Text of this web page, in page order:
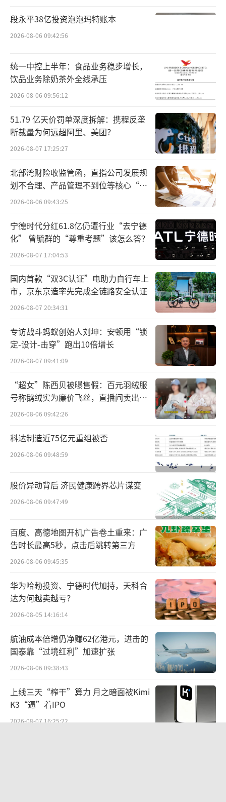
将继续按照相关法律法规和《公司章程》等规
定，履行董事及高级管理人员的职责和义务。
对于此次换届延期，恒瑞医药未披露具体
原因。不过从资本市场惯例来看，药企董事会
换届涉及战略延续性、股东意见协调、候选人
遴选等多重因素，适当延期可能是为了保障治
理稳定性，避免因人事变动打乱研发或商业化
节奏。作为处于国内创新药头部阵营的恒瑞，
目前来看，资本市场表现较为平稳。截至2
月3日收盘，恒瑞医药A股股价为57.47元/股，
涨幅1.73%，对应市值3814.4亿元；港股股价
为67港元/股，市值4446.92亿港元。对比其过
往市值表现，2021年恒瑞医药市值曾一度突破6
截至2025年上半年，恒瑞医药超过30%的
中层及以上管理人员拥有海外教育或工作经
验，为其创新和国际化提供了强大动力。接下
来，恒瑞医药新一届候选人是否会引入具备国
际化、创新药研发背景的新成员？
三年转型实践充满挑战的创新之路
第九届董事会任职内的三年是恒瑞创新药
还在2025年5月完成港股上市，迈入“A+H”双
平台时代，但行业竞争与业务转型的挑战仍然
从经营数据来看，2024年-2025年前三季度
恒瑞医药营收分别为279.85亿元、231.88亿
元，同比+22.63%、+14.85%；净利润分别为6
3.37亿元、57.51亿元，同比+47.28%、+24.5
0%。
分行业对比，同花顺问财数据显示，2025
年前三季度A股505家药企中，化学制药板块营
收超过恒瑞医药的有华东医药、复星医药、百
济神州，尤其是百济神州2025年前三季度的净
利润直接达到130.88%的增长。恒瑞的增长表
现虽领先大多同类药企，但部分利润增长依赖
一次性对外授权款项，核心业务内生增长仍需
持续验证。
2025年恒瑞医药达成了多项对外合作，仅
段永平38亿投资泡泡玛特账本
2026-08-06 09:42:56
统一中控上半年：食品业务稳步增长，
饮品业务除奶茶外全线承压
2026-08-06 09:56:12
51.79 亿天价罚单深度拆解：携程反垄
断裁量为何远超阿里、美团？
2026-08-07 17:25:27
北部湾财险收监管函，直指公司发展规
划不合理、产品管理不到位等核心“痛
点”
2026-08-06 09:43:25
宁德时代分红61.8亿仍遭行业“去宁德
化” 曾毓群的“尊重考题”该怎么答？
2026-08-07 17:04:53
国内首款“双3C认证”电助力自行车上
市，京东京造率先完成全链路安全认证
2026-08-07 20:34:31
专访战斗蚂蚁创始人刘坤：安顿用“锁
定-设计-击穿”跑出10倍增长
2026-08-07 09:41:09
“超女”陈西贝被曝售假：百元羽绒服
号称鹅绒实为廉价飞丝，直播间卖出超
百万元
2026-08-06 09:42:26
科达制造近75亿元重组被否
2026-08-06 09:48:59
股价异动背后 济民健康跨界芯片谋变
2026-08-06 09:47:49
百度、高德地图开机广告卷土重来：广
告时长最高5秒，点击后跳转第三方
2026-08-06 09:45:35
华为哈勃投资、宁德时代加持，天科合
达为何越卖越亏？
2026-08-05 14:16:14
航油成本倍增仍净赚62亿港元，进击的
国泰靠“过境红利”加速扩张
2026-08-06 09:38:43
上线三天“榨干”算力 月之暗面被Kimi
K3“逼”着IPO
2026-08-07 16:25:22